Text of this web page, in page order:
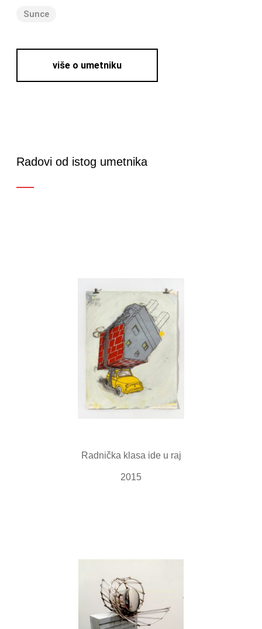
Sunce
više o umetniku
Radovi od istog umetnika
Radnička klasa ide u raj
2015